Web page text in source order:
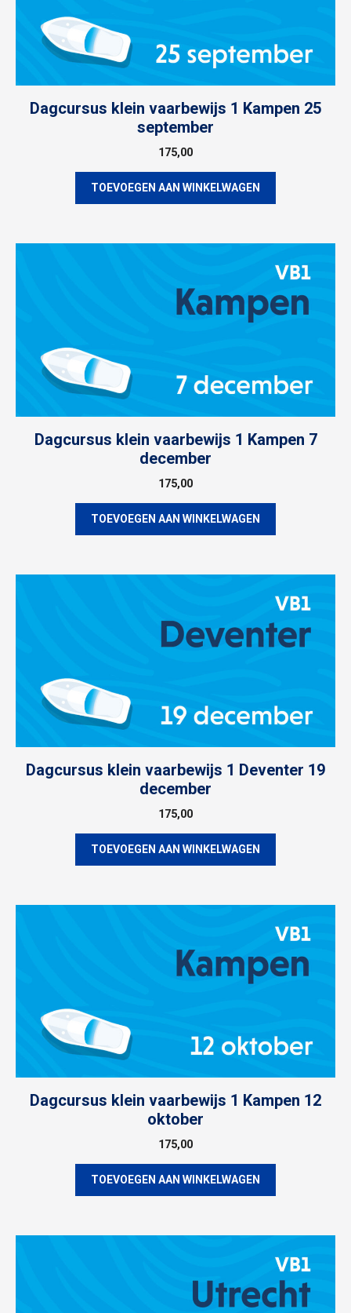
Dagcursus klein vaarbewijs 1 Kampen 25
september
175,00
TOEVOEGEN AAN WINKELWAGEN
Dagcursus klein vaarbewijs 1 Kampen 7
december
175,00
TOEVOEGEN AAN WINKELWAGEN
Dagcursus klein vaarbewijs 1 Deventer 19
december
175,00
TOEVOEGEN AAN WINKELWAGEN
Dagcursus klein vaarbewijs 1 Kampen 12
oktober
175,00
TOEVOEGEN AAN WINKELWAGEN